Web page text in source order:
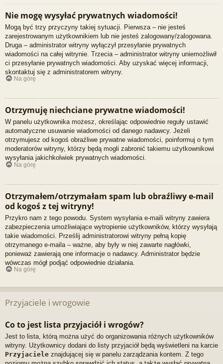
Nie mogę wysyłać prywatnych wiadomości!
Mogą być trzy przyczyny takiej sytuacji. Pierwsza – nie jesteś
zarejestrowanym użytkownikiem lub nie jesteś zalogowany/zalogowana.
Druga – administrator witryny wyłączył przesyłanie prywatnych
wiadomości na całej witrynie. Trzecia – administrator witryny uniemożliwił
ci przesyłanie prywatnych wiadomości. Aby uzyskać więcej informacji,
skontaktuj się z administratorem witryny.
Na górę
Otrzymuję niechciane prywatne wiadomości!
W panelu użytkownika możesz, określając odpowiednie reguły ustawić
automatyczne usuwanie wiadomości od danego nadawcy. Jeżeli
otrzymujesz od kogoś obraźliwe prywatne wiadomości, poinformuj o tym
moderatorów witryny, którzy będą mogli zabronić takiemu użytkownikowi
wysyłania jakichkolwiek prywatnych wiadomości.
Na górę
Otrzymałem/otrzymałam spam lub obraźliwy e-mail
od kogoś z tej witryny!
Przykro nam z tego powodu. System wysyłania e-maili witryny zawiera
zabezpieczenia umożliwiające wytropienie użytkowników, którzy wysyłają
takie wiadomości. Prześlij administratorowi witryny pełną kopię
otrzymanego e-maila – ważne, aby były w niej zawarte nagłówki,
ponieważ zawierają one informacje o nadawcy. Administrator będzie
wówczas mógł podjąć odpowiednie działania.
Na górę
Przyjaciele i wrogowie
Co to jest lista przyjaciół i wrogów?
Jest to lista, którą można użyć do organizowania różnych użytkowników
witryny. Użytkownicy dodani do listy przyjaciół będą wyświetleni na karcie
Przyjaciele znajdującej się w panelu zarządzania kontem. Z tego